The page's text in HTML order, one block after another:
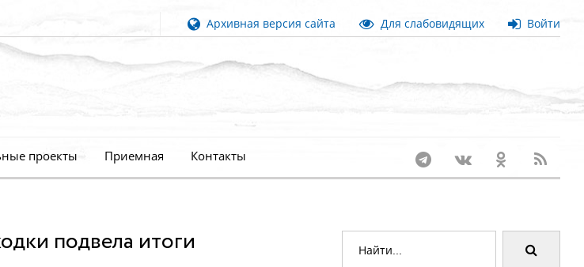
Архивная версия сайта Для слабовидящих Войти
проекты Приемная Контакты
подвела итоги